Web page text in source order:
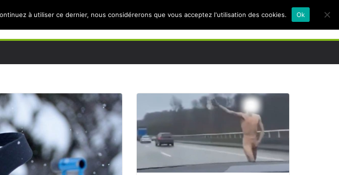
à utiliser ce dernier, nous considérerons que vous acceptez l'utilisation des cookies. Ok